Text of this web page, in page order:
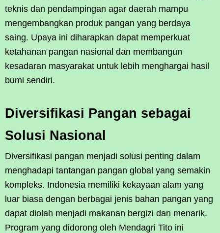
teknis dan pendampingan agar daerah mampu
mengembangkan produk pangan yang berdaya
saing. Upaya ini diharapkan dapat memperkuat
ketahanan pangan nasional dan membangun
kesadaran masyarakat untuk lebih menghargai hasil
bumi sendiri.
Diversifikasi Pangan sebagai
Solusi Nasional
Diversifikasi pangan menjadi solusi penting dalam
menghadapi tantangan pangan global yang semakin
kompleks. Indonesia memiliki kekayaan alam yang
luar biasa dengan berbagai jenis bahan pangan yang
dapat diolah menjadi makanan bergizi dan menarik.
Program yang didorong oleh Mendagri Tito ini